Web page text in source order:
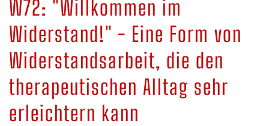
W72: "Willkommen im
Widerstand!" - Eine Form von
Widerstandsarbeit, die den
therapeutischen Alltag sehr
erleichtern kann